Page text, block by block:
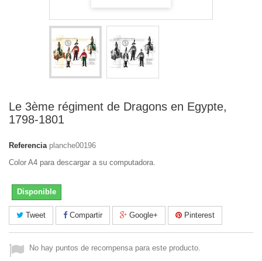
Le 3ème régiment de Dragons en Egypte,
1798-1801
Referencia planche00196
Color A4 para descargar a su computadora.
Disponible
Tweet Compartir Google+ Pinterest
No hay puntos de recompensa para este producto.